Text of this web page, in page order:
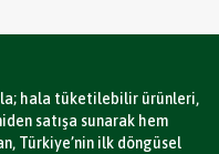
hala tüketilebilir ürünleri,
satışa sunarak hem
Türkiye’nin ilk döngüsel